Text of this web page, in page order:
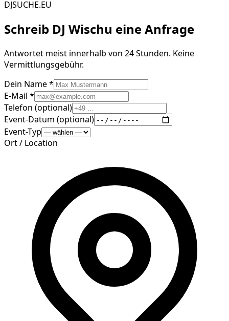
DJSUCHE.EU
Schreib DJ Wischu eine Anfrage
Antwortet meist innerhalb von 24 Stunden. Keine
Vermittlungsgebühr.
Dein Name *
E-Mail *
Telefon (optional)
Event-Datum (optional)
Event-Typ
Ort / Location